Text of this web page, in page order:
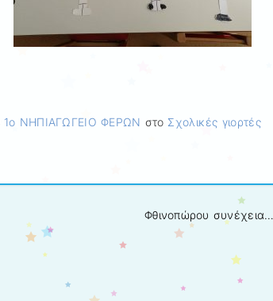
1ο ΝΗΠΙΑΓΩΓΕΙΟ ΦΕΡΩΝ στο Σχολικές γιορτές
Φθινοπώρου συνέχεια…